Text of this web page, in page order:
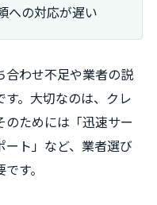
への対応が遅い
合わせ不足や業者の説
。大切なのは、クレ
ためには「迅速サー
ート」など、業者選び
す。